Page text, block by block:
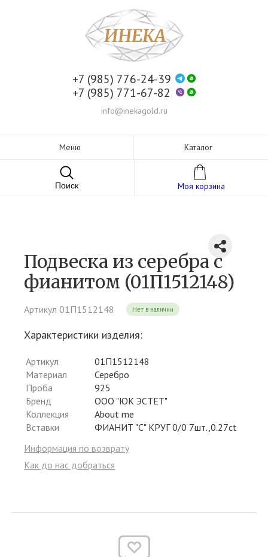
+7 (985) 776-24-39
+7 (985) 771-67-82
info@inekagold.ru
Меню Каталог
Поиск Моя корзина
Подвеска из серебра c
фианитом (01П1512148)
Артикул 01П1512148 Нет в наличии
Характеристики изделия:
Артикул
01П1512148
Материал
Серебро
Проба
925
Бренд
ООО "ЮК ЭСТЕТ"
Коллекция
About me
Вставки
ФИАНИТ "С" КРУГ 0/0 7шт.,0.27ct
Информация по возврату
Как до нас добраться